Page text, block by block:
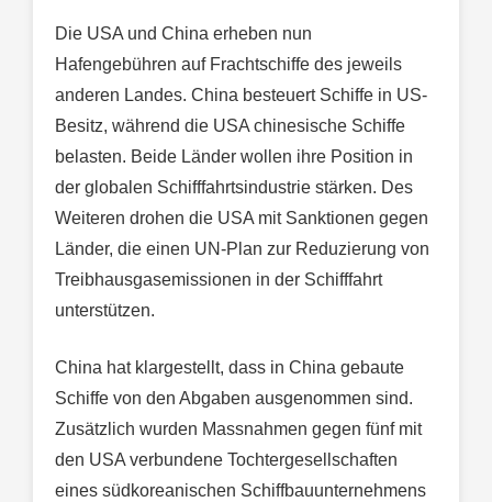
Die USA und China erheben nun
Hafengebühren auf Frachtschiffe des jeweils
anderen Landes. China besteuert Schiffe in US-
Besitz, während die USA chinesische Schiffe
belasten. Beide Länder wollen ihre Position in
der globalen Schifffahrtsindustrie stärken. Des
Weiteren drohen die USA mit Sanktionen gegen
Länder, die einen UN-Plan zur Reduzierung von
Treibhausgasemissionen in der Schifffahrt
unterstützen.
China hat klargestellt, dass in China gebaute
Schiffe von den Abgaben ausgenommen sind.
Zusätzlich wurden Massnahmen gegen fünf mit
den USA verbundene Tochtergesellschaften
eines südkoreanischen Schiffbauunternehmens